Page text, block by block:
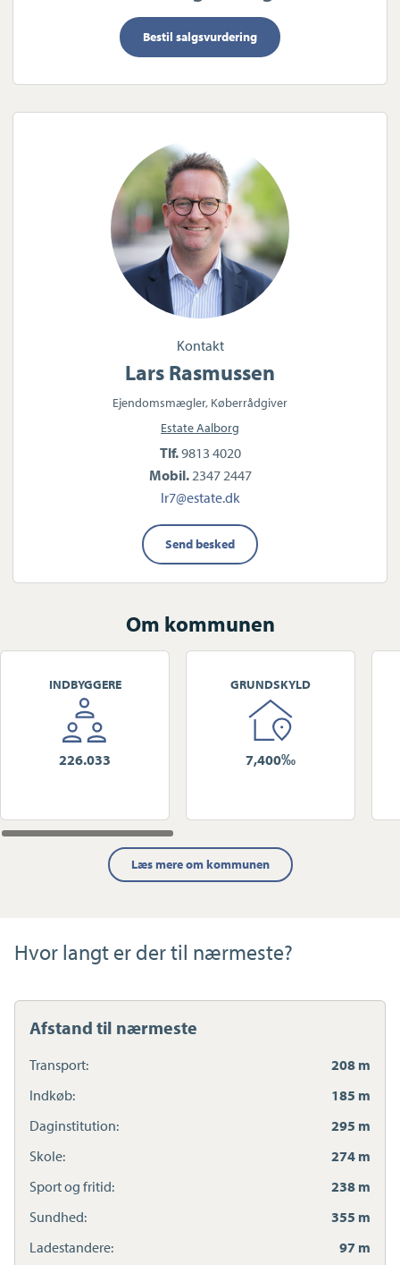
Bestil salgsvurdering
Kontakt
Lars Rasmussen
Ejendomsmægler, Køberrådgiver
Estate Aalborg
Tlf.9813 4020
Mobil. 2347 2447
lr7@estate.dk
Send besked
Om kommunen
INDBYGGERE
226.033
GRUNDSKYLD
7,400‰
Læs mere om kommunen
Hvor langt er der til nærmeste?
Afstand til nærmeste
Transport:
208 m
Indkøb:
185 m
Daginstitution:
295 m
Skole:
274 m
Sport og fritid:
238 m
Sundhed:
355 m
Ladestandere:
97 m